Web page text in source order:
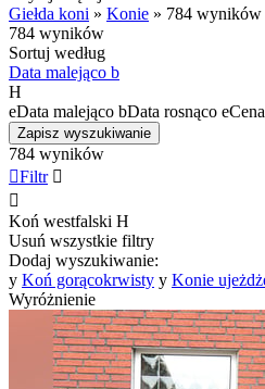
Giełda koni » Konie » 784 wyników
784 wyników
Sortuj według
Data malejąco b
H
eData malejąco bData rosnąco e
Zapisz wyszukiwanie
784 wyników
Filtr 

Koń westfalski H
Usuń wszystkie filtry
Dodaj wyszukiwanie:
y Koń gorącokrwisty y Konie
Wyróżnienie